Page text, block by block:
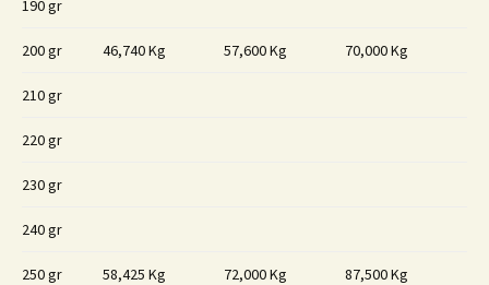
190 gr
200 gr 46,740 Kg 57,600 Kg 70,000 Kg
210 gr
220 gr
230 gr
240 gr
250 gr 58,425 Kg 72,000 Kg 87,500 Kg